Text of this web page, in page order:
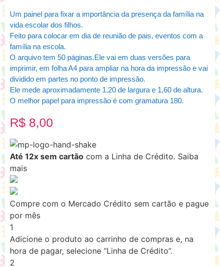
Um painel para fixar a importância da presença da família na
vida escolar dos filhos.
Feito para colocar em dia de reunião de pais, eventos com a
família na escola.
O arquivo tem 50 páginas.Ele vai em duas versões para
imprimir, em folha A4 para ampliar na hora da impressão e vai
dividido em partes no ponto de impressão.
Ele mede aproximadamente 1,20 de largura e 1,60 de altura.
O melhor papel para impressão é com gramatura 180.
R$ 8,00
Até 12x sem cartão com a Linha de Crédito. Saiba
mais
Compre com o Mercado Crédito sem cartão e pague
por mês
1
Adicione o produto ao carrinho de compras e, na
hora de pagar, selecione “Linha de Crédito”.
2